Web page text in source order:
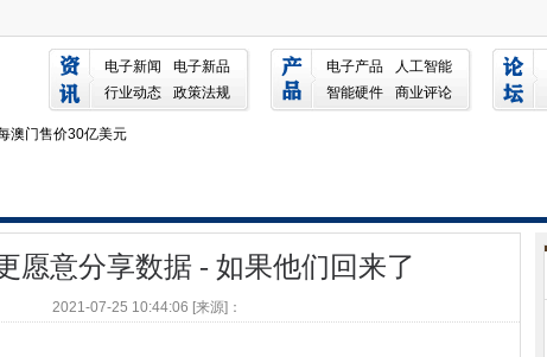
电子新闻
电子新品
行业动态
政策法规
电子产品
人工智能
智能硬件
商业评论
数据 - 如果他们回来了
够将自己送入停车位，转向交通
利润
澳门售价30亿美元
“完全拥抱”数字化
连接第一客户
OpenDreach离婚必须迅速移动
示，IT教育与雇主的需求不符
愿意分享数据 - 如果他们回来了
2021-07-25 10:44:06 [来源]：